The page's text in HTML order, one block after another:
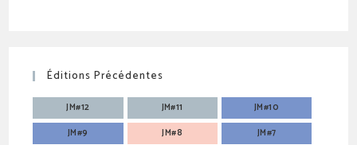
Éditions Précédentes
JM#12 JM#11
JM#10
JM#9
JM#8
JM#7